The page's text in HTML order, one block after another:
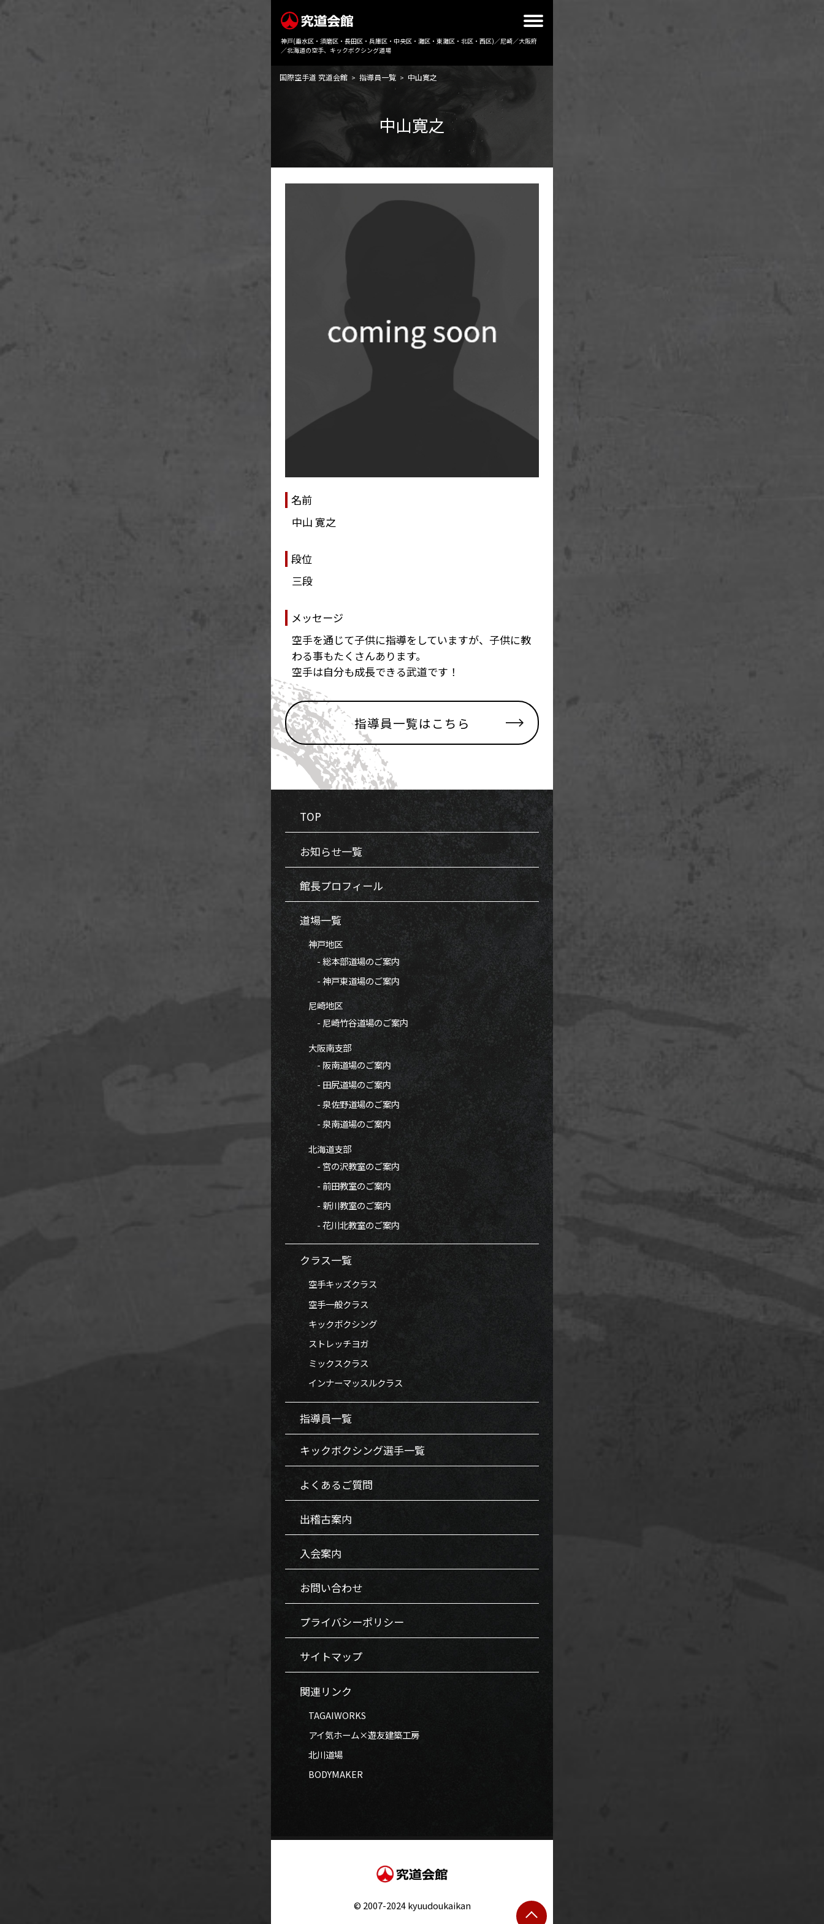
神戸(垂水区・須磨区・長田区・兵庫区・中央区・灘区・東灘区・北区・西区)／尼崎／大阪府
／北海道の空手、キックボクシング道場
国際空手道 究道会館 > 指導員一覧 > 中山寛之
中山寛之
名前
中山 寛之
段位
三段
メッセージ
空手を通じて子供に指導をしていますが、子供に教
わる事もたくさんあります。
空手は自分も成長できる武道です！
指導員一覧はこちら
TOP
お知らせ一覧
館長プロフィール
道場一覧
神戸地区
- 総本部道場のご案内
- 神戸東道場のご案内
尼崎地区
- 尼崎竹谷道場のご案内
大阪南支部
- 阪南道場のご案内
- 田尻道場のご案内
- 泉佐野道場のご案内
- 泉南道場のご案内
北海道支部
- 宮の沢教室のご案内
- 前田教室のご案内
- 新川教室のご案内
- 花川北教室のご案内
クラス一覧
空手キッズクラス
空手一般クラス
キックボクシング
ストレッチヨガ
ミックスクラス
インナーマッスルクラス
指導員一覧
キックボクシング選手一覧
よくあるご質問
出稽古案内
入会案内
お問い合わせ
プライバシーポリシー
サイトマップ
関連リンク
TAGAIWORKS
アイ気ホーム×遊友建築工房
北川道場
BODYMAKER
© 2007-2024 kyuudoukaikan